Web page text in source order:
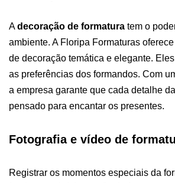
Adecoração de formatura tem o
ambiente. A Floripa Formaturas
de decoração temática e elegante.
as preferências dos formandos. Com
a empresa garante que cada detalhe
pensado para encantar os presentes.
Fotografia e vídeo de
Registrar os momentos especiais da